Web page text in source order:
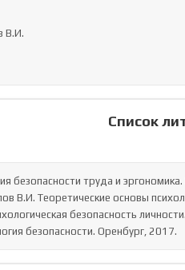
В.И.
Список
безопасности труда и
В.И. Теоретические основы
безопасность
безопасности. Оренбург, 2017.